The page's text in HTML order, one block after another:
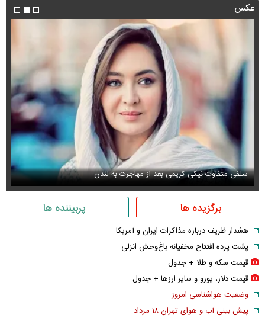
عکس
سلفی متفاوت نیکی کریمی بعد از مهاجرت به لندن
برگزیده ها پربیننده ها
هشدار ظریف درباره مذاکرات ایران و آمریکا
پشت پرده افتتاح مخفیانه باغ‌وحش انزلی
قیمت سکه و طلا + جدول
قیمت دلار، یورو و سایر ارز‌ها + جدول
وضعیت هواشناسی امروز
پیش بینی آب و هوای تهران ۱۸ مرداد